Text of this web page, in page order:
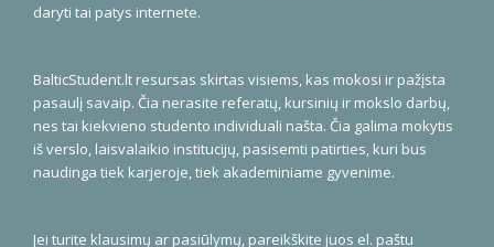
daryti tai patys internete.
BalticStudent.lt resursas skirtas visiems, kas mokosi ir pažįsta
pasaulį savaip. Čia nerasite referatų, kursinių ir mokslo darbų,
nes tai kiekvieno studento individuali našta. Čia galima mokytis
iš verslo, laisvalaikio institucijų, pasisemti patirties, kuri bus
naudinga tiek karjeroje, tiek akademiniame gyvenime.
Jei turite klausimų ar pasiūlymų, pareikškite juos el. paštu